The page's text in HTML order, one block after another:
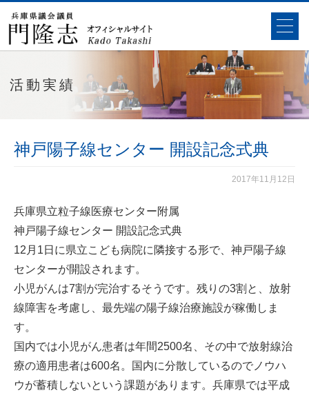
活動実績
神戸陽子線センター 開設記念式典
2017年11月12日
兵庫県立粒子線医療センター附属
神戸陽子線センター 開設記念式典
12月1日に県立こども病院に隣接する形で、神戸陽子線
センターが開設されます。
小児がんは7割が完治するそうです。残りの3割と、放射
線障害を考慮し、最先端の陽子線治療施設が稼働しま
す。
国内では小児がん患者は年間2500名、その中で放射線治
療の適用患者は600名。国内に分散しているのでノウハ
ウが蓄積しないという課題があります。兵庫県では平成